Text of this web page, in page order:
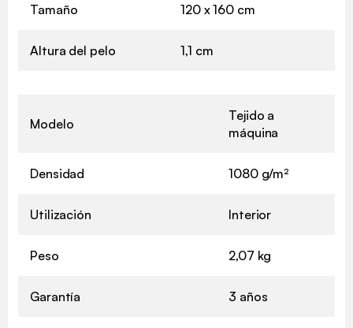
Tamaño 120 x 160 cm
Altura del pelo 1,1 cm
Modelo
Tejido a
máquina
Densidad 1080 g/m²
Utilización Interior
Peso 2,07 kg
Garantía 3 años